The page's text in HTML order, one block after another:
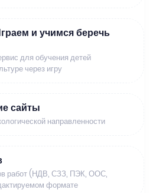
и учимся беречь
для обучения детей
через игру
сайты
направленности
работ (НДВ, СЗЗ, ПЭК, ООС,
формате